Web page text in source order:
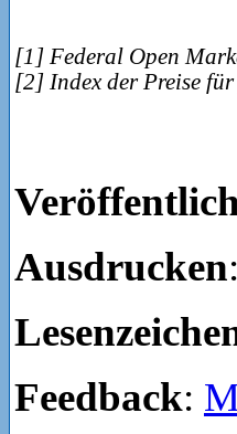
[1] Federal Open
[2] Index der Preise
Ausdrucken:
Feedback: